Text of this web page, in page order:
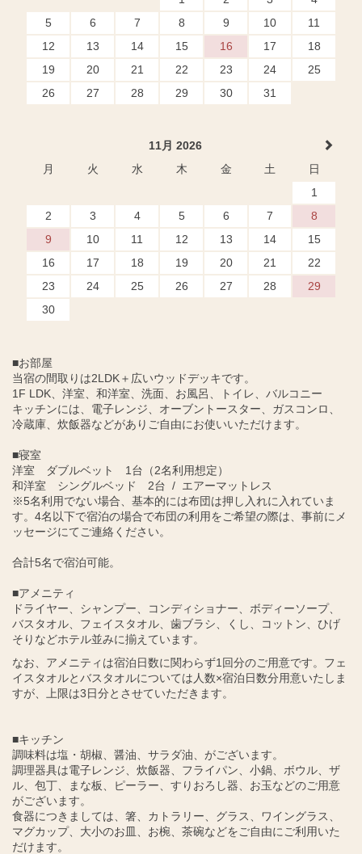
5
6 7 8 9 10
11
12
13 14 15 16 17
18
19
20 21 22 23 24
25
26
27 28 29 30 31
11月 2026
月
火 水 木 金 土
日
1
2
3 4 5 6 7
8
9
10 11 12 13 14
15
16
17 18 19 20 21
22
23
24 25 26 27 28
29
30
■お部屋
当宿の間取りは2LDK＋広いウッドデッキです。
1F LDK、洋室、和洋室、洗面、お風呂、トイレ、バルコニー
キッチンには、電子レンジ、オーブントースター、ガスコンロ、
冷蔵庫、炊飯器などがありご自由にお使いいただけます。
■寝室
洋室 ダブルベット 1台（2名利用想定）
和洋室 シングルベッド 2台 / エアーマットレス
※5名利用でない場合、基本的には布団は押し入れに入れていま
す。4名以下で宿泊の場合で布団の利用をご希望の際は、事前にメ
ッセージにてご連絡ください。
合計5名で宿泊可能。
■アメニティ
ドライヤー、シャンプー、コンディショナー、ボディーソープ、
バスタオル、フェイスタオル、歯ブラシ、くし、コットン、ひげ
そりなどホテル並みに揃えています。
なお、アメニティは宿泊日数に関わらず1回分のご用意です。フェ
イスタオルとバスタオルについては人数×宿泊日数分用意いたしま
すが、上限は3日分とさせていただきます。
■キッチン
調味料は塩・胡椒、醤油、サラダ油、がございます。
調理器具は電子レンジ、炊飯器、フライパン、小鍋、ボウル、ザ
ル、包丁、まな板、ピーラー、すりおろし器、お玉などのご用意
がございます。
食器につきましては、箸、カトラリー、グラス、ワイングラス、
マグカップ、大小のお皿、お椀、茶碗などをご自由にご利用いた
だけます。